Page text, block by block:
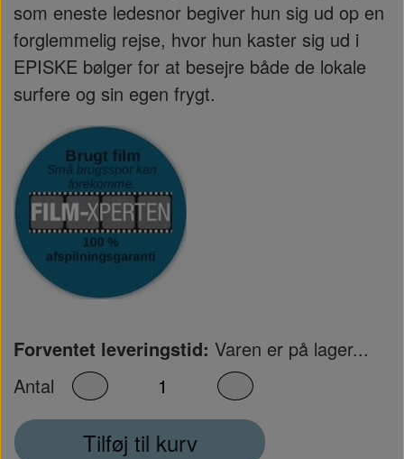
som eneste ledesnor begiver hun sig ud op en
forglemmelig rejse, hvor hun kaster sig ud i
EPISKE bølger for at besejre både de lokale
surfere og sin egen frygt.
Forventet leveringstid: Varen er på lager...
Antal
Tilføj til kurv